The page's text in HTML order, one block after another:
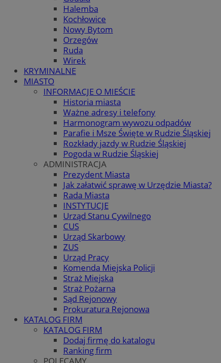
Halemba
Kochłowice
Nowy Bytom
Orzegów
Ruda
Wirek
KRYMINALNE
MIASTO
INFORMACJE O MIEŚCIE
Historia miasta
Ważne adresy i telefony
Harmonogram wywozu odpadów
Parafie i Msze Święte w Rudzie Śląskiej
Rozkłady jazdy w Rudzie Śląskiej
Pogoda w Rudzie Śląskiej
ADMINISTRACJA
Prezydent Miasta
Jak załatwić sprawę w Urzędzie Miasta?
Rada Miasta
INSTYTUCJE
Urząd Stanu Cywilnego
CUS
Urząd Skarbowy
ZUS
Urząd Pracy
Komenda Miejska Policji
Straż Miejska
Straż Pożarna
Sąd Rejonowy
Prokuratura Rejonowa
KATALOG FIRM
KATALOG FIRM
Dodaj firmę do katalogu
Ranking firm